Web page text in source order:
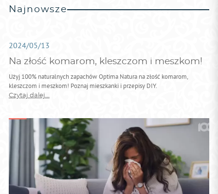
Najnowsze
2024/05/13
Na złość komarom, kleszczom i meszkom!
Użyj 100% naturalnych zapachów Optima Natura na złość komarom,
kleszczom i meszkom! Poznaj mieszkanki i przepisy DIY.
Czytaj dalej...